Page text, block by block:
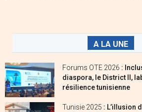
A LA UNE
Forums OTE 2026 :
diaspora, le District II,
résilience tunisienne
Tunisie 2025 : L’illusion